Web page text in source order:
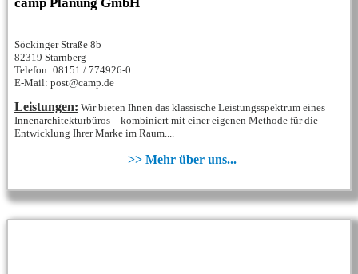
camp Planung GmbH
Söckinger Straße 8b
82319 Starnberg
Telefon: 08151 / 774926-0
E-Mail: post@camp.de
Leistungen: Wir bieten Ihnen das klassische Leistungsspektrum eines
Innenarchitekturbüros – kombiniert mit einer eigenen Methode für die
Entwicklung Ihrer Marke im Raum....
>> Mehr über uns...